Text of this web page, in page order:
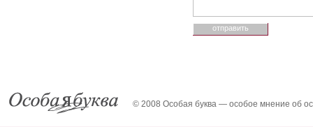
© 2008 Особая буква — особое мнение об